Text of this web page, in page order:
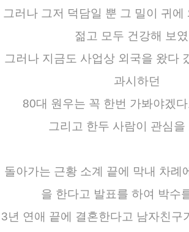
그러나 그저 덕담일 뿐 그 밀이 귀에
젊고 모두 건강해 보
그러나 지금도 사업상 외국을 왔다
과시하던
80대 원우는 꼭 한번 가봐야겠
그리고 한두 사람이 관심을
돌아가는 근황 소계 끝에 막내 차례
을 한다고 발표를 하여 박수
3년 연애 끝에 결혼한다고 남자친구